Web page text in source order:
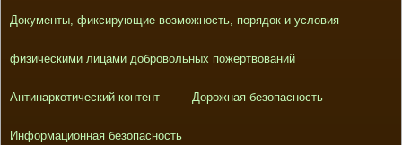
Документы, фиксирующие возможность, порядок и условия
физическими лицами добровольных пожертвований
Антинаркотический контент Дорожная безопасность
Информационная безопасность